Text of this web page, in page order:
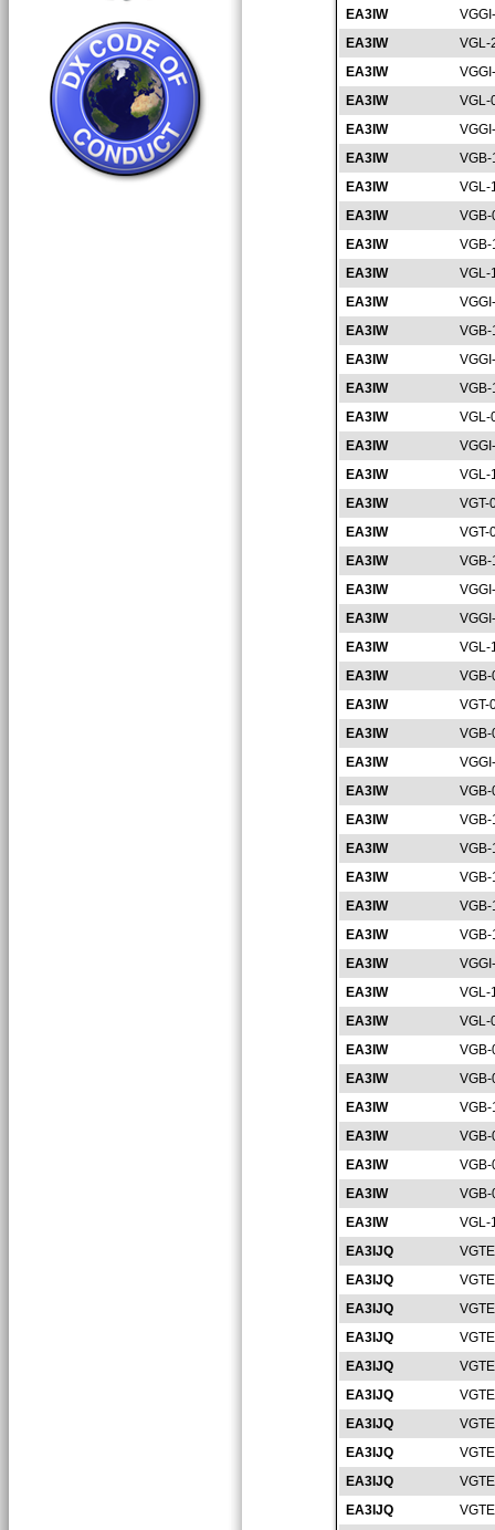
EA3IW
EA3IW
VGL-
EA3IW
EA3IW
VGL-
EA3IW
EA3IW
EA3IW
VGL-
EA3IW
EA3IW
EA3IW
VGL-
EA3IW
EA3IW
EA3IW
EA3IW
VGB-
EA3IW
VGL-
EA3IW
EA3IW
VGL-
EA3IW
VGT-
EA3IW
VGT-
EA3IW
VGB-
EA3IW
EA3IW
EA3IW
VGL-
EA3IW
EA3IW
VGT-
EA3IW
EA3IW
EA3IW
EA3IW
EA3IW
VGB-
EA3IW
VGB-
EA3IW
EA3IW
EA3IW
EA3IW
VGL-
EA3IW
VGL-
EA3IW
EA3IW
EA3IW
EA3IW
EA3IW
EA3IW
EA3IW
VGL-
EA3IJQ
EA3IJQ
EA3IJQ
EA3IJQ
EA3IJQ
EA3IJQ
EA3IJQ
EA3IJQ
EA3IJQ
EA3IJQ